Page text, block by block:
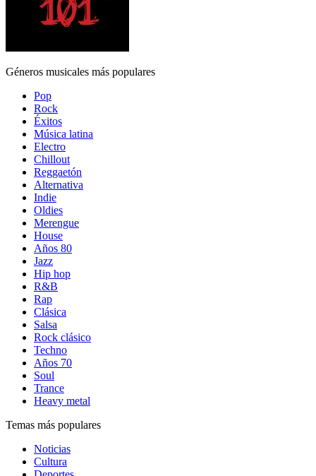
Géneros musicales más populares
Pop
Rock
Éxitos
Música latina
Electro
Chillout
Reggaetón
Alternativa
Indie
Oldies
Merengue
House
Años 80
Jazz
Hip hop
R&B
Rap
Clásica
Salsa
Rock clásico
Techno
Años 70
Soul
Trance
Heavy metal
Temas más populares
Noticias
Cultura